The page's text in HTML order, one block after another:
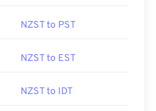
NZST to PST
NZST to EST
NZST to IDT